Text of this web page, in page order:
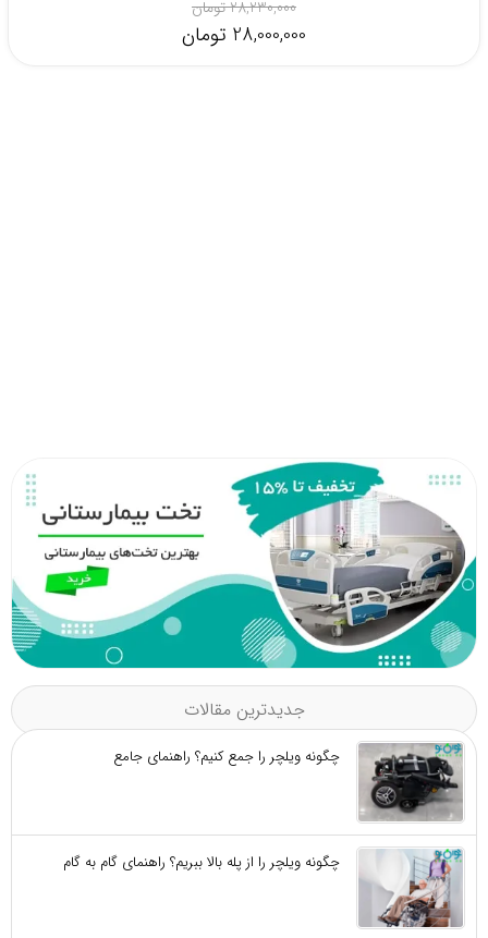
جدیدترین مقالات
چگونه ویلچر را جمع کنیم؟ راهنمای جامع
چگونه ویلچر را از پله بالا ببریم؟ راهنمای گام به گام